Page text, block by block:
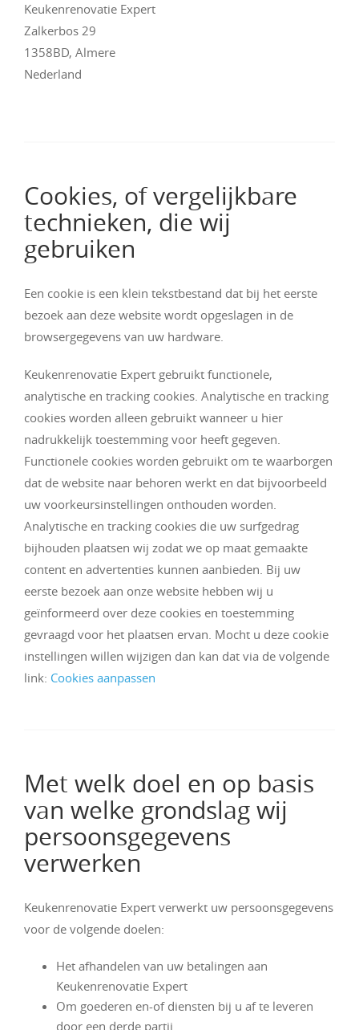
Keukenrenovatie Expert
Zalkerbos 29
1358BD, Almere
Nederland
Cookies, of vergelijkbare
technieken, die wij
gebruiken
Een cookie is een klein tekstbestand dat bij het eerste
bezoek aan deze website wordt opgeslagen in de
browsergegevens van uw hardware.
Keukenrenovatie Expert gebruikt functionele,
analytische en tracking cookies. Analytische en tracking
cookies worden alleen gebruikt wanneer u hier
nadrukkelijk toestemming voor heeft gegeven.
Functionele cookies worden gebruikt om te waarborgen
dat de website naar behoren werkt en dat bijvoorbeeld
uw voorkeursinstellingen onthouden worden.
Analytische en tracking cookies die uw surfgedrag
bijhouden plaatsen wij zodat we op maat gemaakte
content en advertenties kunnen aanbieden. Bij uw
eerste bezoek aan onze website hebben wij u
geïnformeerd over deze cookies en toestemming
gevraagd voor het plaatsen ervan. Mocht u deze cookie
instellingen willen wijzigen dan kan dat via de volgende
link: Cookies aanpassen
Met welk doel en op basis
van welke grondslag wij
persoonsgegevens
verwerken
Keukenrenovatie Expert verwerkt uw persoonsgegevens
voor de volgende doelen:
Het afhandelen van uw betalingen aan
Keukenrenovatie Expert
Om goederen en-of diensten bij u af te leveren
door een derde partij.